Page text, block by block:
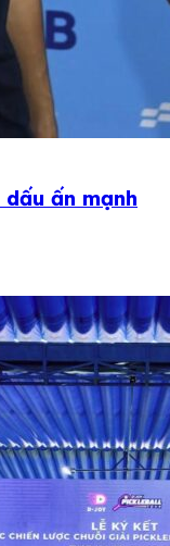
ấn mạnh